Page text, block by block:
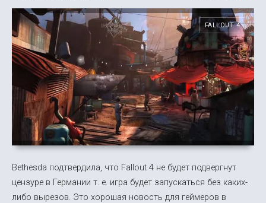
FALLOUT 4
Bethesda подтвердила, что Fallout 4 не будет подвергнут
цензуре в Германии т. е. игра будет запускаться без каких-
либо вырезов. Это хорошая новость для геймеров в